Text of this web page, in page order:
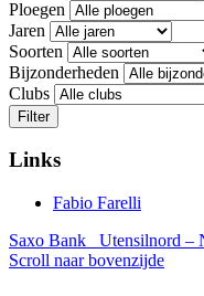
Ploegen
Jaren
Soorten
Bijzonderheden
Clubs
Filter
Links
Fabio Farelli
Saxo Bank
Utensilnord –
Scroll naar bovenzijde